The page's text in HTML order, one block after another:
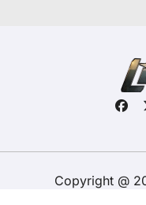
Copyright @